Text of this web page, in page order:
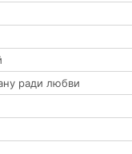
ради любви